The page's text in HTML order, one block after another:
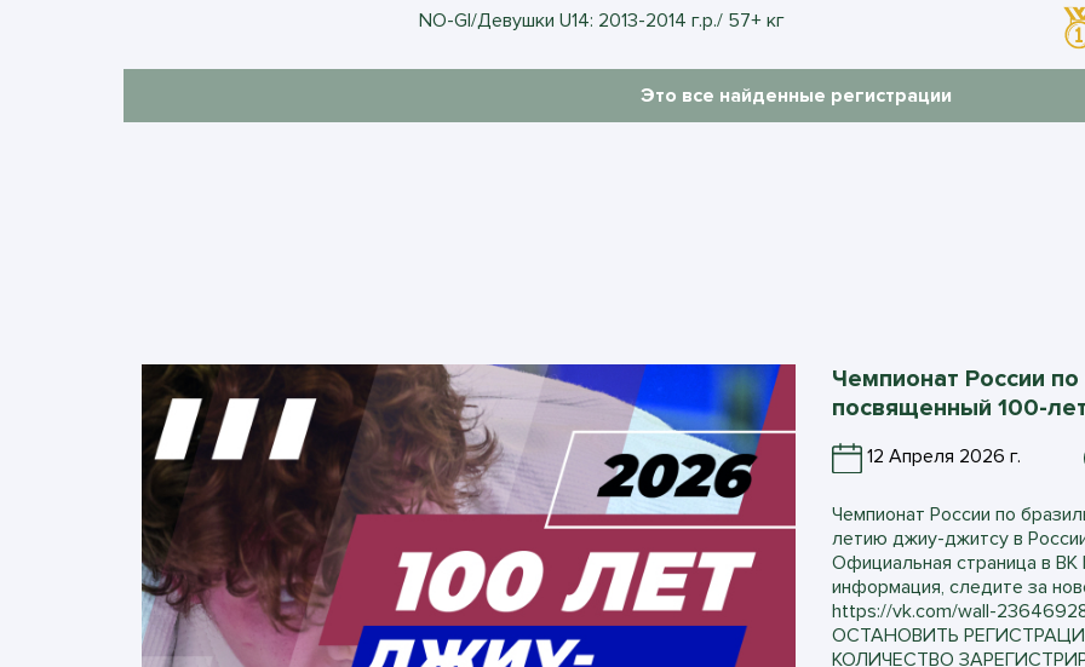
NO-GI/Девушки U14: 2013-2014 г.р./ 57+ кг
Это все найденные регистрации
Чемпионат России
посвященный 100-
12 Апреля 2026 г.
Чемпионат России по
летию джиу-джитсу в
Официальная страница в
информация, следите за
https://vk.com/wall-
ОСТАНОВИТЬ
КОЛИЧЕСТВО